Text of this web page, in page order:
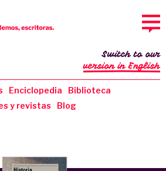
Enciclopedia
Biblioteca
y revistas
Blog
Switch to our
version in English